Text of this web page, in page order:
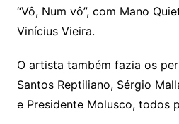
“Vô, Num vô”, com Mano
Vinícius Vieira.
O artista também fazia os
Santos Reptiliano, Sérgio
e Presidente Molusco, todos